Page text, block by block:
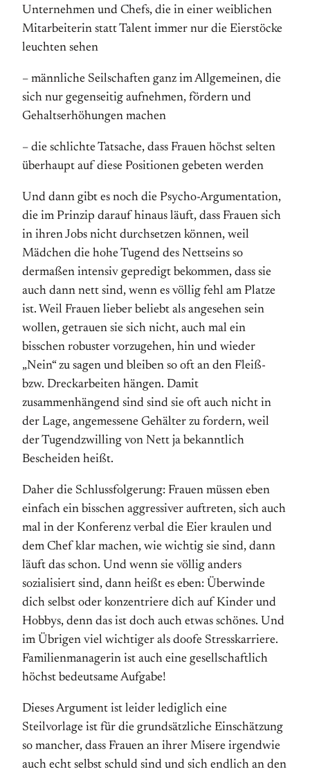
Unternehmen und Chefs, die in einer weiblichen
Mitarbeiterin statt Talent immer nur die Eierstöcke
leuchten sehen
– männliche Seilschaften ganz im Allgemeinen, die
sich nur gegenseitig aufnehmen, fördern und
Gehaltserhöhungen machen
– die schlichte Tatsache, dass Frauen höchst selten
überhaupt auf diese Positionen gebeten werden
Und dann gibt es noch die Psycho-Argumentation,
die im Prinzip darauf hinaus läuft, dass Frauen sich
in ihren Jobs nicht durchsetzen können, weil
Mädchen die hohe Tugend des Nettseins so
dermaßen intensiv gepredigt bekommen, dass sie
auch dann nett sind, wenn es völlig fehl am Platze
ist. Weil Frauen lieber beliebt als angesehen sein
wollen, getrauen sie sich nicht, auch mal ein
bisschen robuster vorzugehen, hin und wieder
„Nein“ zu sagen und bleiben so oft an den Fleiß-
bzw. Dreckarbeiten hängen. Damit
zusammenhängend sind sind sie oft auch nicht in
der Lage, angemessene Gehälter zu fordern, weil
der Tugendzwilling von Nett ja bekanntlich
Bescheiden heißt.
Daher die Schlussfolgerung: Frauen müssen eben
einfach ein bisschen aggressiver auftreten, sich auch
mal in der Konferenz verbal die Eier kraulen und
dem Chef klar machen, wie wichtig sie sind, dann
läuft das schon. Und wenn sie völlig anders
sozialisiert sind, dann heißt es eben: Überwinde
dich selbst oder konzentriere dich auf Kinder und
Hobbys, denn das ist doch auch etwas schönes. Und
im Übrigen viel wichtiger als doofe Stresskarriere.
Familienmanagerin ist auch eine gesellschaftlich
höchst bedeutsame Aufgabe!
Dieses Argument ist leider lediglich eine
Steilvorlage ist für die grundsätzliche Einschätzung
so mancher, dass Frauen an ihrer Misere irgendwie
auch echt selbst schuld sind und sich endlich an den